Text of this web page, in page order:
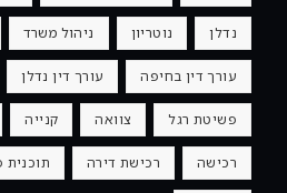
נדלן נוטריון ניהול משרד
עורך דין בחיפה עורך דין נדלן
פשיטת רגל צוואה קנייה
רכישה רכישת דירה תוכנית